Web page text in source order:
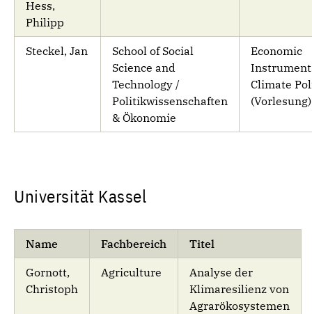
Hess,
Philipp
Steckel, Jan
School of Social
Science and
Technology /
Politikwissenschaften
& Ökonomie
Economic
Climate
(Vorlesung)
Universität Kassel
Name Fachbereich Titel
Gornott,
Christoph
Agriculture
Analyse der
Klimaresilienz von
Agrarökosystemen